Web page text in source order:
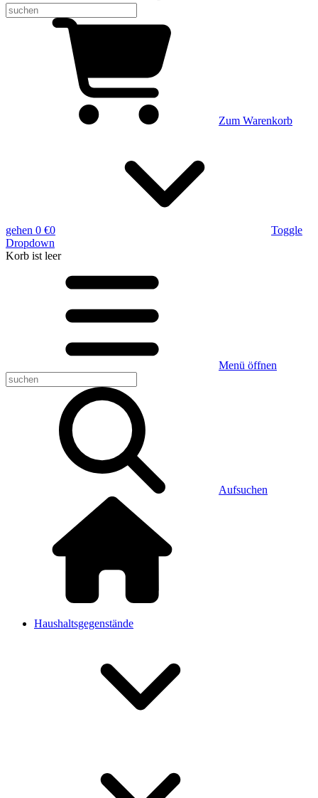
Zum Warenkorb
gehen 0 €0
Toggle
Dropdown
Korb ist leer
Menü öffnen
Aufsuchen
Haushaltsgegenstände